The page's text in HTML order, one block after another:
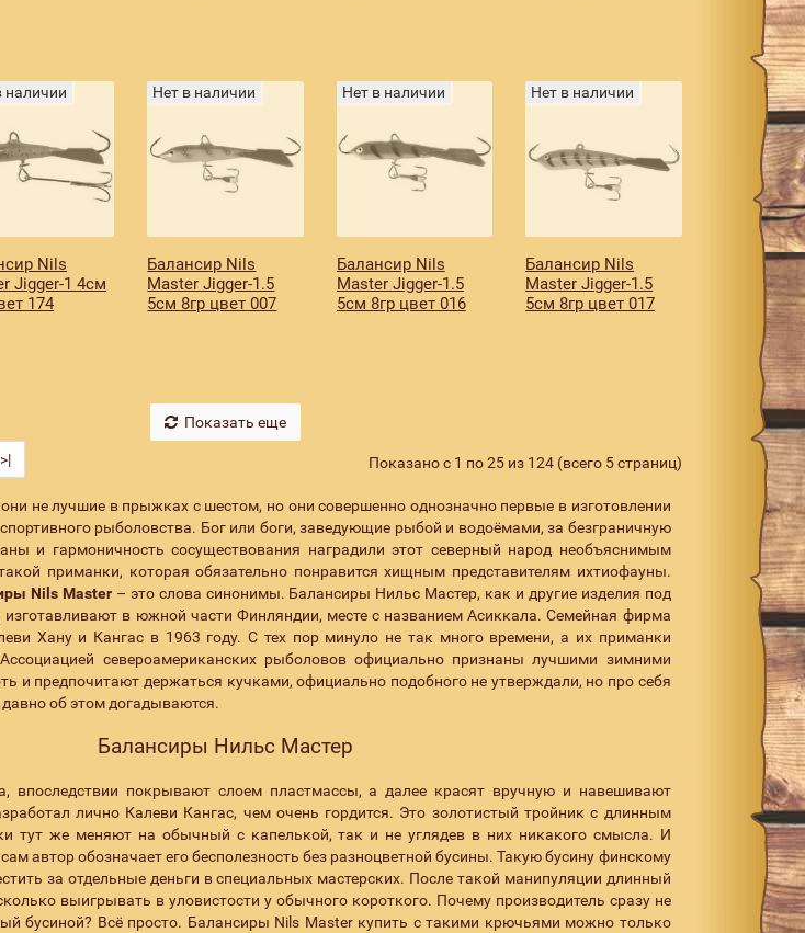
наличии
Nils
Jigger-1 4см
174
Нет в наличии
Балансир Nils
Master Jigger-1.5
5см 8гр цвет 007
Нет в наличии
Балансир Nils
Master Jigger-1.5
5см 8гр цвет 016
Нет в наличии
Балансир Nils
Master Jigger-1.5
5см 8гр цвет 017
Показать еще
>| Показано с 1 по 25 из 124 (всего 5 страниц)
не лучшие в прыжках с шестом, но они совершенно однозначно первые в изготовлении
рыболовства. Бог или боги, заведующие рыбой и водоёмами, за безграничную
и гармоничность сосуществования наградили этот северный народ необъяснимым
приманки, которая обязательно понравится хищным представителям ихтиофауны.
Nils Master – это слова синонимы. Балансиры Нильс Мастер, как и другие изделия под
изготавливают в южной части Финляндии, месте с названием Асиккала. Семейная фирма
Хану и Кангас в 1963 году. С тех пор минуло не так много времени, а их приманки
североамериканских рыболовов официально признаны лучшими зимними
и предпочитают держаться кучками, официально подобного не утверждали, но про себя
об этом догадываются.
Балансиры Нильс Мастер
впоследствии покрывают слоем пластмассы, а далее красят вручную и навешивают
лично Калеви Кангас, чем очень гордится. Это золотистый тройник с длинным
тут же меняют на обычный с капелькой, так и не углядев в них никакого смысла. И
автор обозначает его бесполезность без разноцветной бусины. Такую бусину финскому
за отдельные деньги в специальных мастерских. После такой манипуляции длинный
выигрывать в уловистости у обычного короткого. Почему производитель сразу не
бусиной? Всё просто. Балансиры Nils Master купить с такими крючьями можно только